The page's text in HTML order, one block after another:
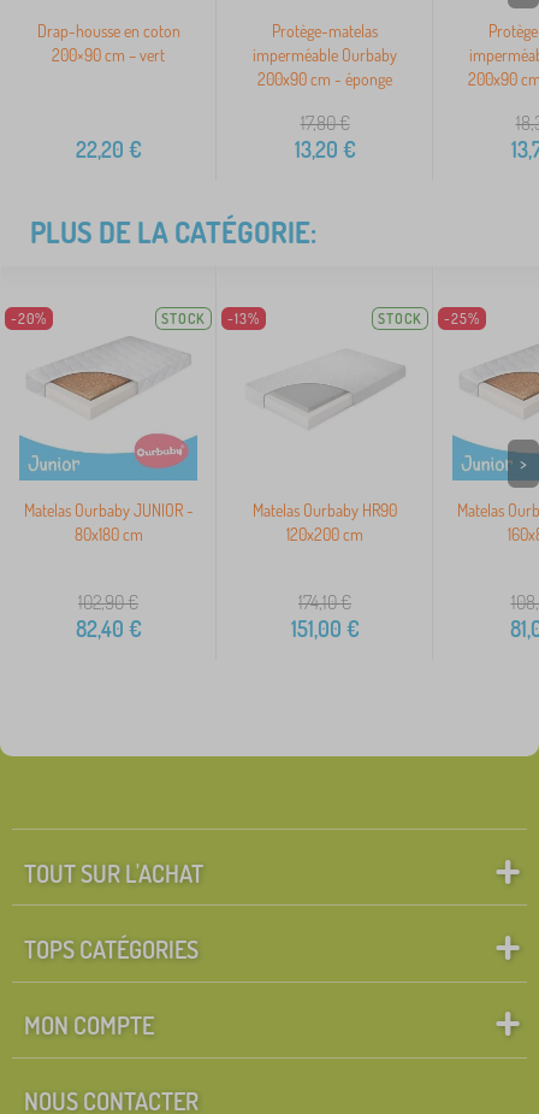
Drap-housse en coton
200×90 cm – vert
22,20 €
Protège-matelas
imperméable Ourbaby
200x90 cm - éponge
17,80€
13,20 €
200x90
PLUS DE LA CATÉGORIE:
-20% STOCK
Matelas Ourbaby JUNIOR -
80x180 cm
102,90€
82,40 €
-13% STOCK
Matelas Ourbaby HR90
120x200 cm
174,10€
151,00 €
-25%
Matelas
>
TOUT SUR L'ACHAT
TOPS CATÉGORIES
MON COMPTE
NOUS CONTACTER